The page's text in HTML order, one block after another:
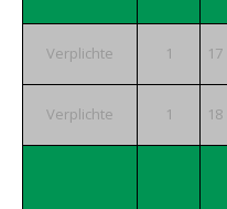
Verplichte 1 17
Verplichte 1 18